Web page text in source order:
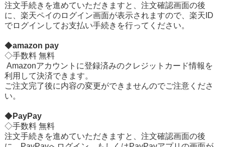
注文手続きを進めていただきますと、注文確認画面の後
に、楽天ペイのログイン画面が表示されますので、楽天ID
でログインしてお支払い手続きを行ってください。
◆amazon pay
◇手数料 無料
Amazonアカウントに登録済みのクレジットカード情報を
利用して決済できます。
ご注文完了後に内容の変更ができませんのでご注意くださ
い。
◆PayPay
◇手数料 無料
注文手続きを進めていただきますと、注文確認画面の後